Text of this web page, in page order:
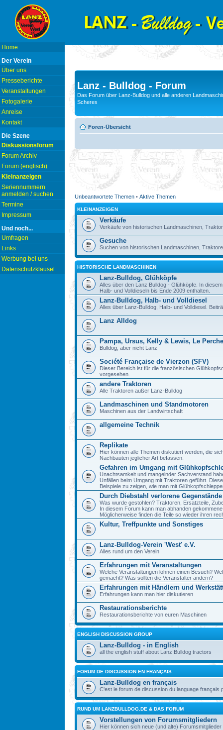
Home
Der Verein
Über uns
Presseberichte
Veranstaltungen
Fotogalerie
Anreise
Kontakt
Die Szene
Diskussionsforum
Forum Archiv
Forum (englisch)
Kleinanzeigen
Seriennummern
anmelden / suchen
Termine
Impressum
Und noch...
Umfragen
Links
Werbung bei uns
Datenschutzklausel
Lanz - Bulldog - Forum
Das Forum über Lanz-Bulldog und alle anderen
Scheres
Foren-Übersicht
Unbeantwortete Themen • Aktive Themen
KLEINANZEIGEN
Verkäufe
Verkäufe von historischen Landmaschinen,
Gesuche
Suchen von historischen Landmaschinen,
HISTORISCHE LANDMASCHINEN
Lanz-Bulldog, Glühköpfe
Alles über den Lanz Bulldog - Glühköpfe. In
Halb- und Volldieseln bis Ende 2009 enthalten.
Lanz-Bulldog, Halb- und Volldiesel
Alles über Lanz-Bulldog, Halb- und Volldiesel.
Lanz Alldog
Pampa, Ursus, Kelly & Lewis, Le
Bulldog, aber nicht Lanz
Société Française de Vierzon (SFV)
Dieser Bereich ist für die französischen
vorgesehen.
andere Traktoren
Alle Traktoren außer Lanz-Bulldog
Landmaschinen und Standmotoren
Maschinen aus der Landwirtschaft
allgemeine Technik
Replikate
Hier können alle Themen diskutiert werden, die
Nachbauten jeglicher Art befassen.
Gefahren im Umgang mit
Unachtsamkeit und mangelnder Sachverstand
Unfällen beim Umgang mit Traktoren geführt.
Beispiele zu zeigen, wie man mit
Durch Diebstahl verlorene Gegenstände
Was wurde gestohlen? Traktoren, Ersatzteile,
In diesem Forum kann man abhanden
Möglicherweise finden die Teile so wieder ihren
Kultur, Treffpunkte und Sonstiges
Lanz-Bulldog-Verein 'West' e.V.
Alles rund um den Verein
Erfahrungen mit Veranstaltungen
Welche Veranstaltungen lohnen einen Besuch?
gemacht? Was sollten die Veranstalter ändern?
Erfahrungen mit Händlern und
Erfahrungen kann man hier diskutieren
Restaurationsberichte
Restaurationsberichte von euren Maschinen
ENGLISH DISCUSSION GROUP
Lanz-Bulldog - in English
all the english stuff about Lanz Bulldog tractors
FORUM DE DISCUSSION EN FRANÇAIS
Lanz-Bulldog en français
C'est le forum de discussion du language français
RUND UM LANZBULLDOG.DE & DAS FORUM
Vorstellungen von Forumsmitgliedern
Hier können sich neue (und alte)